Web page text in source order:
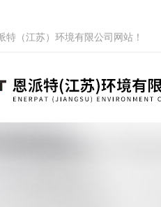
特（江苏）环境有限公司网站！